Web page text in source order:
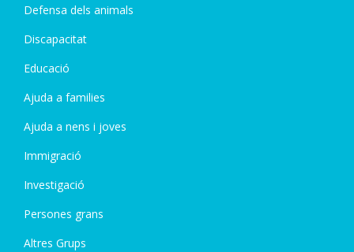
Defensa dels animals
Discapacitat
Educació
Ajuda a families
Ajuda a nens i joves
Immigració
Investigació
Persones grans
Altres Grups